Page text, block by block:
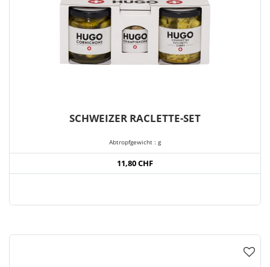
SCHWEIZER RACLETTE-SET
Abtropfgewicht : g
11,80 CHF